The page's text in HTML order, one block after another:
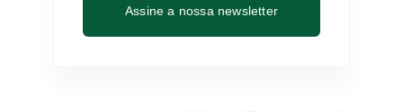
Assine a nossa newsletter